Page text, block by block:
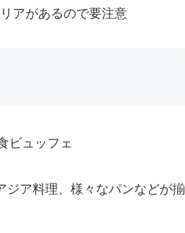
アがあるので要注意
ジア料理、様々なパンなどが揃